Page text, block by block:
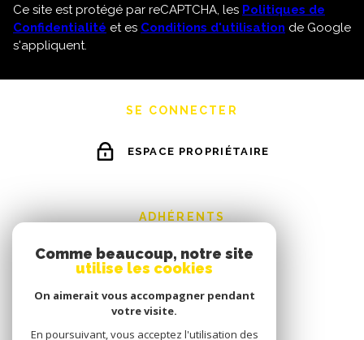
Ce site est protégé par reCAPTCHA, les Politiques de
Confidentialité et es Conditions d'utilisation de Google
s'appliquent.
SE CONNECTER
ESPACE PROPRIÉTAIRE
ADHÉRENTS
Comme beaucoup, notre site
utilise les cookies
On aimerait vous accompagner pendant
votre visite.
En poursuivant, vous acceptez l'utilisation des